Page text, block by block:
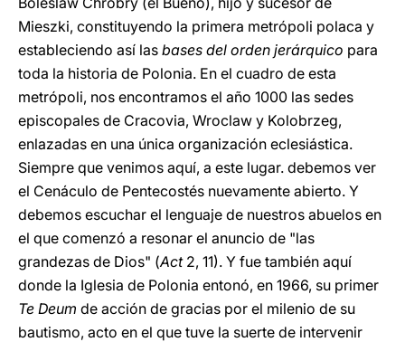
Mieszki, constituyendo la primera metrópoli polaca y
estableciendo así las bases del orden jerárquico para
toda la historia de Polonia. En el cuadro de esta
metrópoli, nos encontramos el año 1000 las sedes
episcopales de Cracovia, Wroclaw y Kolobrzeg,
enlazadas en una única organización eclesiástica.
Siempre que venimos aquí, a este lugar. debemos ver
el Cenáculo de Pentecostés nuevamente abierto. Y
debemos escuchar el lenguaje de nuestros abuelos en
el que comenzó a resonar el anuncio de "las
grandezas de Dios" (Act2, 11). Y fue también aquí
donde la Iglesia de Polonia entonó, en 1966, su primer
Te Deum de acción de gracias por el milenio de su
bautismo, acto en el que tuve la suerte de intervenir